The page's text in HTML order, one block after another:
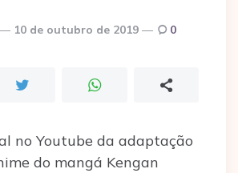
10 de outubro de 2019 0
no Youtube da adaptação
do mangá Kengan